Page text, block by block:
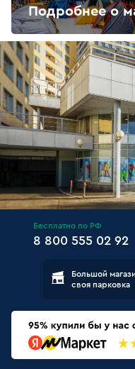
Подробнее о
Бесплатно по РФ
8 800 555 02 92
Большой
своя парковка